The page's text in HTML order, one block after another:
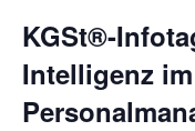
KGSt®-
Intelligenz im